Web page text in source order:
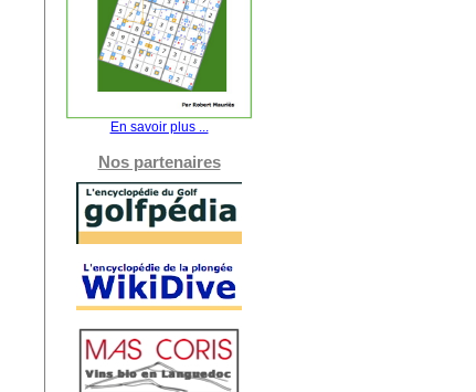
En savoir plus ...
Nos partenaires